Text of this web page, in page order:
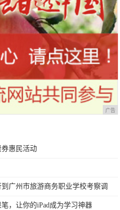
广告
券惠民活动
广州市旅游商务职业学校考察调
，让你的iPad成为学习神器